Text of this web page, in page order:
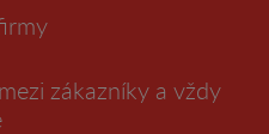
zákazníky a vždy